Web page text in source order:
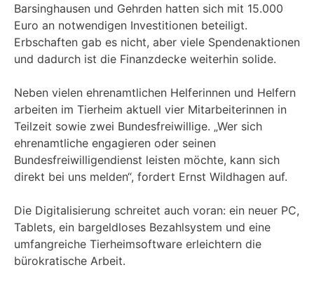
Barsinghausen und Gehrden hatten sich mit 15.000
Euro an notwendigen Investitionen beteiligt.
Erbschaften gab es nicht, aber viele Spendenaktionen
und dadurch ist die Finanzdecke weiterhin solide.
Neben vielen ehrenamtlichen Helferinnen und Helfern
arbeiten im Tierheim aktuell vier Mitarbeiterinnen in
Teilzeit sowie zwei Bundesfreiwillige. „Wer sich
ehrenamtliche engagieren oder seinen
Bundesfreiwilligendienst leisten möchte, kann sich
direkt bei uns melden“, fordert Ernst Wildhagen auf.
Die Digitalisierung schreitet auch voran: ein neuer PC,
Tablets, ein bargeldloses Bezahlsystem und eine
umfangreiche Tierheimsoftware erleichtern die
bürokratische Arbeit.